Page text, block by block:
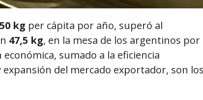
50 kg per cápita por año, superó al
47,5 kg, en la mesa de los argentinos por
sumado a la eficiencia
del mercado exportador, son